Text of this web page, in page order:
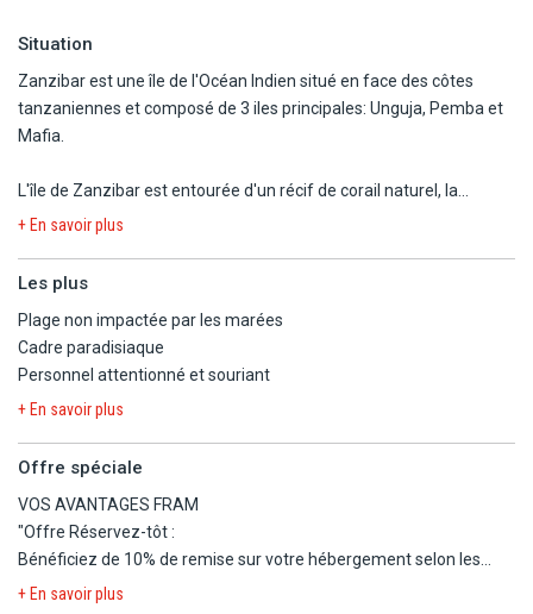
Situation
Zanzibar est une île de l'Océan Indien situé en face des côtes
tanzaniennes et composé de 3 iles principales: Unguja, Pemba et
Mafia.
L'île de Zanzibar est entourée d'un récif de corail naturel, la
baignade et la plongée y sont donc des expériences relaxantes et
d'activités et d'excursions.
Découvrez les rues et ruelles magiques de la ville animée la plus
ancienne de l'Afrique de l'Est.
Une visite à Stone Town vous plongera dans un creuset de
Vous pourrez également visiter l'extrême sud de l'île afin de vivre
sports aquatiques comme le kitesurf, la plongée sous-marine et
des excursions de plongée ainsi que des démonstrations de pêche
+ En savoir plus
Les plus
Plage non impactée par les marées
Cadre paradisiaque
Personnel attentionné et souriant
+ En savoir plus
Offre spéciale
VOS AVANTAGES FRAM
"Offre Réservez-tôt :
Bénéficiez de 10% de remise sur votre hébergement selon les
conditions suivantes :
+ En savoir plus